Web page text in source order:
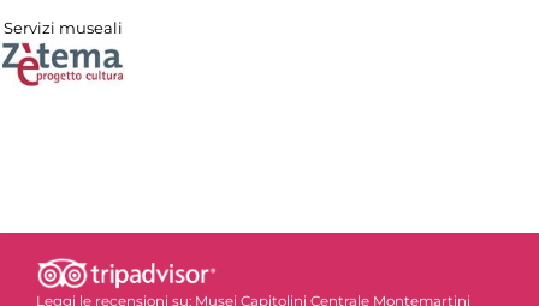
Servizi museali
Leggi le recensioni su: Musei Capitolini Centrale Montemartini